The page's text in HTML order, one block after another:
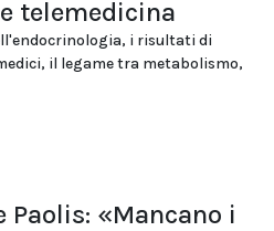
telemedicina
i risultati di
il legame tra metabolismo,
Paolis: «Mancano i